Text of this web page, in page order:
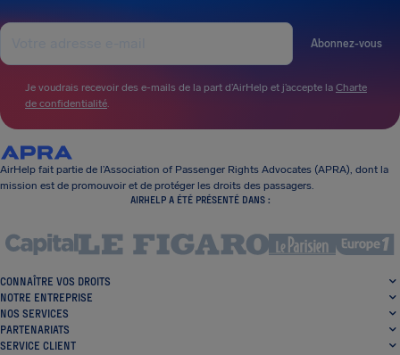
Abonnez-vous
Je voudrais recevoir des e-mails de la part d’AirHelp et j’accepte la Charte
de confidentialité.
AirHelp fait partie de l’Association of Passenger Rights Advocates (APRA), dont la
mission est de promouvoir et de protéger les droits des passagers.
AIRHELP A ÉTÉ PRÉSENTÉ DANS :
CONNAÎTRE VOS DROITS
NOTRE ENTREPRISE
NOS SERVICES
PARTENARIATS
SERVICE CLIENT